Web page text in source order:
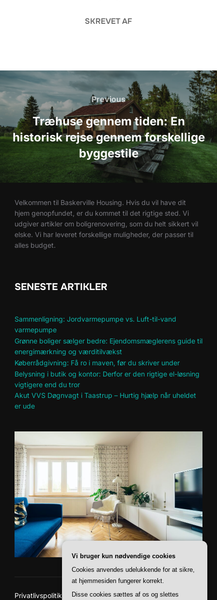
SKREVET AF
Indlægsnavigation
Previous
Previous
Træhuse gennem tiden: En
historisk rejse gennem forskellige
byggestile
Velkommen til Baskerville Housing. Hvis du vil have dit
hjem genopfundet, er du kommet til det rigtige sted. Vi
udgiver artikler om boligrenovering, som du helt sikkert vil
elske. Vi har leveret forskellige muligheder, der passer til
alles budget.
SENESTE ARTIKLER
Sammenligning: Jordvarmepumpe vs. Luft-til-vand
varmepumpe
Grønne boliger sælger bedre: Ejendomsmæglerens guide til
energimærkning og værditilvækst
Køberrådgivning: Få ro i maven, før du skriver under
Belysning i butik og kontor: Derfor er den rigtige el-løsning
vigtigere end du tror
Akut VVS Døgnvagt i Taastrup – Hurtig hjælp når uheldet
er ude
Privatlivspolitik
Vi bruger kun nødvendige cookies
Cookies anvendes udelukkende for at sikre,
at hjemmesiden fungerer korrekt.
Disse cookies sættes af os og slettes